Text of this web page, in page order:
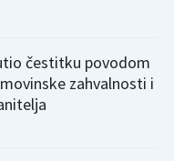
čestitku povodom
zahvalnosti i